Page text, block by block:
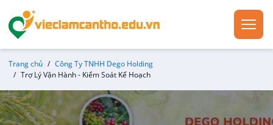
Trang chủ
Công Ty TNHH Dego Holding
Trợ Lý Vận Hành - Kiểm Soát Kế Hoạch